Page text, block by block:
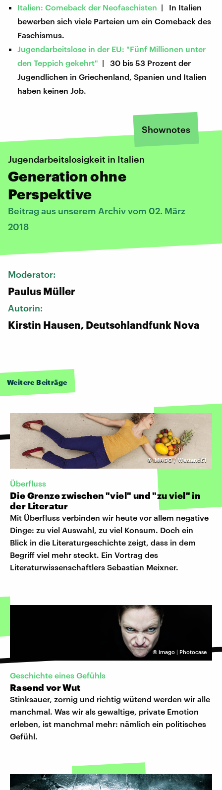
Italien: Comeback der Neofaschisten | In Italien
bewerben sich viele Parteien um ein Comeback des
Faschismus.
Jugendarbeitslose in der EU: "Fünf Millionen unter
den Teppich gekehrt" | 30 bis 53 Prozent der
Jugendlichen in Griechenland, Spanien und Italien
haben keinen Job.
Shownotes
Jugendarbeitslosigkeit in Italien
Generation ohne
Perspektive
Beitrag aus unserem Archiv vom 02. März
2018
Moderator:
Paulus Müller
Autorin:
Kirstin Hausen, Deutschlandfunk Nova
Weitere Beiträge
©IMAGO / Westend61
Überfluss
Die Grenze zwischen "viel" und "zu viel" in
der Literatur
Mit Überfluss verbinden wir heute vor allem negative
Dinge: zu viel Auswahl, zu viel Konsum. Doch ein
Blick in die Literaturgeschichte zeigt, dass in dem
Begriff viel mehr steckt. Ein Vortrag des
Literaturwissenschaftlers Sebastian Meixner.
© imago | Photocase
Geschichte eines Gefühls
Rasend vor Wut
Stinksauer, zornig und richtig wütend werden wir alle
manchmal. Was wir als gewaltige, private Emotion
erleben, ist manchmal mehr: nämlich ein politisches
Gefühl.